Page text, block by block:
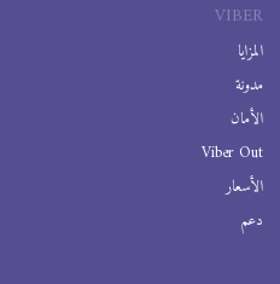
VIBER
المزايا
مدونة
الأمان
Viber Out
الأسعار
دعم